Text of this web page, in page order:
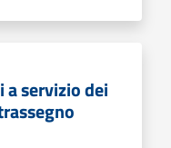
a servizio dei